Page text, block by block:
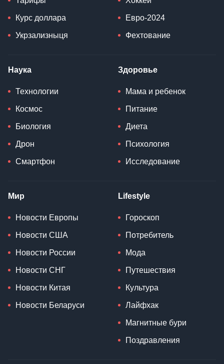
Курс доллара
Укрзализныця
Евро-2024
Фехтование
Наука
Технологии
Космос
Биология
Дрон
Смартфон
Здоровье
Мама и ребенок
Питание
Диета
Психология
Исследование
Мир
Новости Европы
Новости США
Новости России
Новости СНГ
Новости Китая
Новости Беларуси
Lifestyle
Гороскоп
Потребитель
Мода
Путешествия
Культура
Лайфхак
Магнитные бури
Поздравления